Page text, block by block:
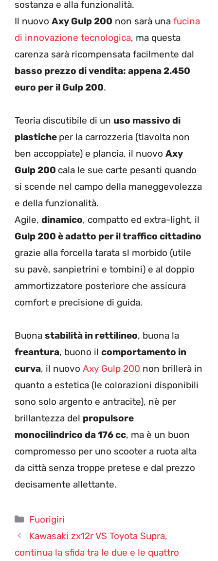
sostanza e alla funzionalità.
Il nuovo Axy Gulp 200 non sarà una fucina
di innovazione tecnologica, ma questa
carenza sarà ricompensata facilmente dal
basso prezzo di vendita: appena 2.450
euro per il Gulp 200.
Teoria discutibile di un uso massivo di
plastiche per la carrozzeria (tlavolta non
ben accoppiate) e plancia, il nuovo Axy
Gulp 200 cala le sue carte pesanti quando
si scende nel campo della maneggevolezza
e della funzionalità.
Agile, dinamico, compatto ed extra-light, il
Gulp 200 è adatto per il traffico cittadino
grazie alla forcella tarata sl morbido (utile
su pavè, sanpietrini e tombini) e al doppio
ammortizzatore posteriore che assicura
comfort e precisione di guida.
Buona stabilità in rettilineo, buona la
freantura, buono il comportamento in
curva, il nuovo Axy Gulp 200 non brillerà in
quanto a estetica (le colorazioni disponibili
sono solo argento e antracite), nè per
brillantezza del propulsore
monocilindrico da 176 cc, ma è un buon
compromesso per uno scooter a ruota alta
da città senza troppe pretese e dal prezzo
decisamente allettante.
Categorie
Fuorigiri
Kawasaki zx12r VS Toyota Supra,
continua la sfida tra le due e le quattro